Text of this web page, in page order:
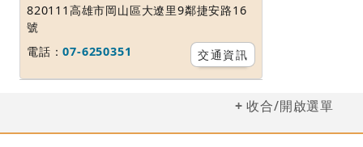
820111高雄市岡山區大遼里9鄰捷安路16
號
電話：07-6250351 交通資訊
收合/開啟選單